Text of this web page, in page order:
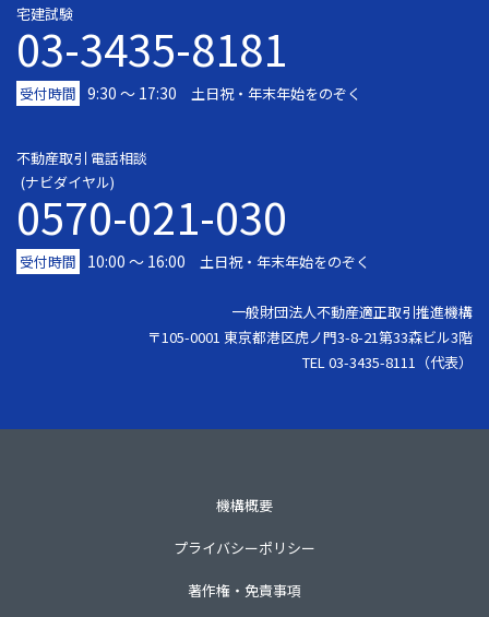
宅建試験
03-3435-8181
受付時間 9:30 〜 17:30 土日祝・年末年始をのぞく
不動産取引 電話相談
(ナビダイヤル)
0570-021-030
受付時間 10:00 ～ 16:00 土日祝・年末年始をのぞく
一般財団法人不動産適正取引推進機構
〒105-0001 東京都港区虎ノ門3-8-21第33森ビル3階
TEL 03-3435-8111（代表）
機構概要
プライバシーポリシー
著作権・免責事項